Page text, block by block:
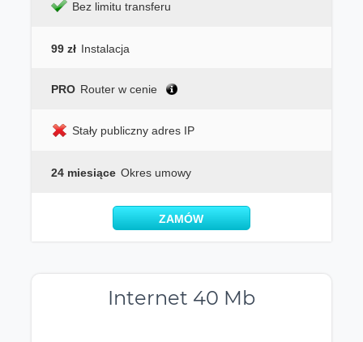
Bez limitu transferu
99 zł Instalacja
PRO Router w cenie
Stały publiczny adres IP
24 miesiące Okres umowy
ZAMÓW
Internet 40 Mb